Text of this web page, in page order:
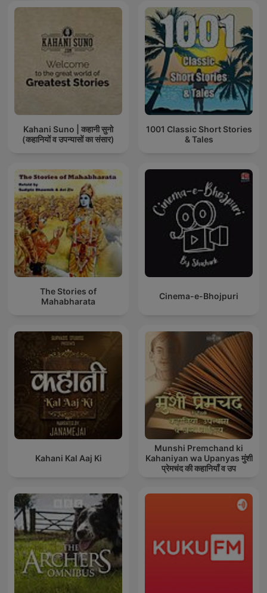
Kahani Suno | कहानी सुनो
(कहानियों व उपन्यासों का संसार)
1001 Classic Short Stories
& Tales
The Stories of
Mahabharata
Cinema-e-Bhojpuri
Kahani Kal Aaj Ki
Munshi Premchand ki
Kahaniyan wa Upanyas मुंशी
प्रेमचंद की कहानियाँ व उप